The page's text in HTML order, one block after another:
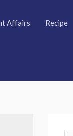
Affairs Recipe